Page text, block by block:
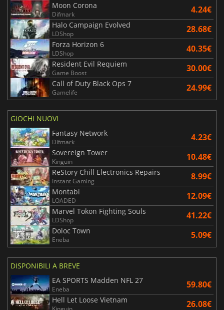
Moon Corona
Difmark 4.24€
Halo Campaign Evolved
LDShop 28.68€
Forza Horizon 6
LDShop 40.35€
Resident Evil Requiem
Game Boost 30.00€
Call of Duty Black Ops 7
Gamelife 24.99€
GIOCHI NUOVI
Fantasy Network
Difmark 4.23€
Sovereign Tower
Kinguin 10.48€
ReStory Chill Electronics Repairs
Instant Gaming 8.99€
Montabi
LOADED 12.09€
Marvel Tokon Fighting Souls
LDShop 41.22€
Doloc Town
Eneba 5.09€
DISPONIBILI A BREVE
EA SPORTS Madden NFL 27
Eneba 59.80€
Hell Let Loose Vietnam 26.08€